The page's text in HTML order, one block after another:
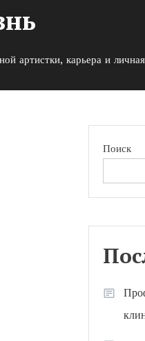
артистки, карьера и
Поиск